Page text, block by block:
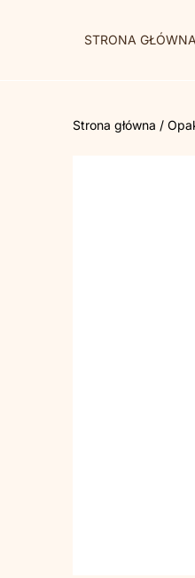
STRONA GŁÓWNA
Strona główna /